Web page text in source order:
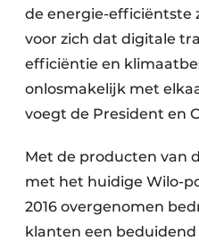
de energie-efficiëntste
voor zich dat digitale
efficiëntie en
onlosmakelijk met
voegt de President en
Met de producten van
met het huidige Wilo-
2016 overgenomen
klanten een